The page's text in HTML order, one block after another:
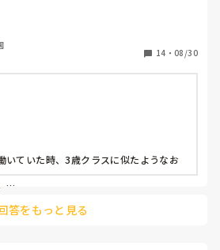
時は他の子がその玩具で遊べなくな
幼稚園のでありAちゃんのではあり
ないでいいように環境を作る事は大
慢をしないといけない環境はおかし
補助として保育園で働いています。
歳の所謂、イヤイヤ期の子供がいま
ど日常の行動の全てを大声で泣き喚
オムツを脱がされた！】【ママ助け
を叫ぶ
どの暴力
い出してやる】【あっちにいけ！】
う
14 ・ 08/30
いていた時、3歳クラスに似たようなお
ていました。
答をもっと見る